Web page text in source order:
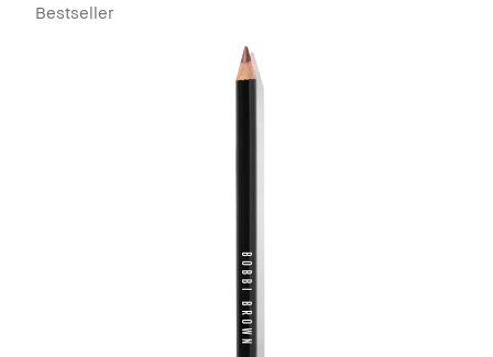
Bestseller